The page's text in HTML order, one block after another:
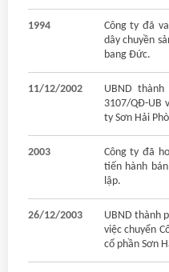
1994
Công ty đã
dây chuyền
bang Đức.
11/12/2002
UBND
3107/QĐ-UB
ty Sơn Hải
2003
Công ty đã
tiến hành
lập.
26/12/2003
UBND thành
việc chuyển
cổ phần Sơn